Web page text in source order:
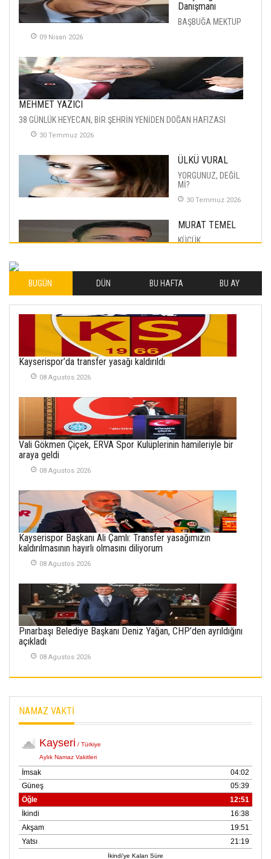
Danışmanı
BAŞBUĞA MEKTUP
09 Nisan 2026
MEHMET YAZICI
38 GÜNLÜK HEYECAN, BİR ŞEHRİN YENİDEN DOĞAN HAFIZASI
30 Temmuz 2026
ÜLKÜ VURAL
YORGUNUZ, DEĞİL
Mİ?
30 Temmuz 2026
MURAT TEMEL
KÜÇÜK
İLHAN YILMAZ
SOFRADA AYRIMCILIK
VAR
26 Subat 2026
METİN ERTEM
21 Haziran 2026
SEMRA ŞAHİN
KENDİNE UYANMAK
İlgi Alanlarımız ve Biz
02 Ekim 2025
SABAHATTİN
puana Ulaştı
01 Mayis 2026
BUGÜN DÜN BU HAFTA BU AY
Kayserispor’da transfer yasağı kaldırıldı
08 Agustos 2026
Vali Gökmen Çiçek, ERVA Spor Kulüplerinin hamileriyle bir
araya geldi
08 Agustos 2026
Kayserispor Başkanı Ali Çamlı: Transfer yasağımızın
kaldırılmasının hayırlı olmasını diliyorum
08 Agustos 2026
Pınarbaşı Belediye Başkanı Deniz Yağan, CHP’den ayrıldığını
açıkladı
08 Agustos 2026
NAMAZ VAKTİ